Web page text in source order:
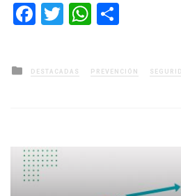
Facebook
TwitterWhatsApp
Posted
in
DESTACADAS PREVENCIÓN